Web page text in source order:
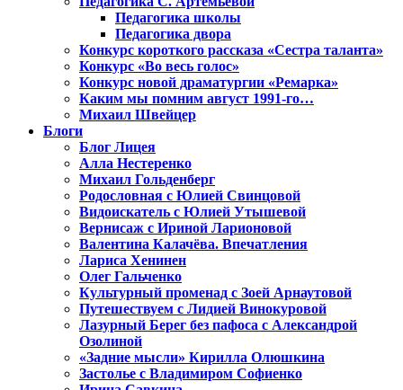
Педагогика школы
Педагогика двора
Конкурс короткого рассказа «Сестра таланта»
Конкурс «Во весь голос»
Конкурс новой драматургии «Ремарка»
Каким мы помним август 1991-го…
Михаил Швейцер
Блоги
Блог Лицея
Алла Нестеренко
Михаил Гольденберг
Родословная с Юлией Свинцовой
Видоискатель с Юлией Утышевой
Вернисаж с Ириной Ларионовой
Валентина Калачёва. Впечатления
Лариса Хенинен
Олег Гальченко
Культурный променад с Зоей Арнаутовой
Путешествуем с Лидией Винокуровой
Лазурный Берег без пафоса с Александрой
Озолиной
«Задние мысли» Кирилла Олюшкина
Застолье с Владимиром Софиенко